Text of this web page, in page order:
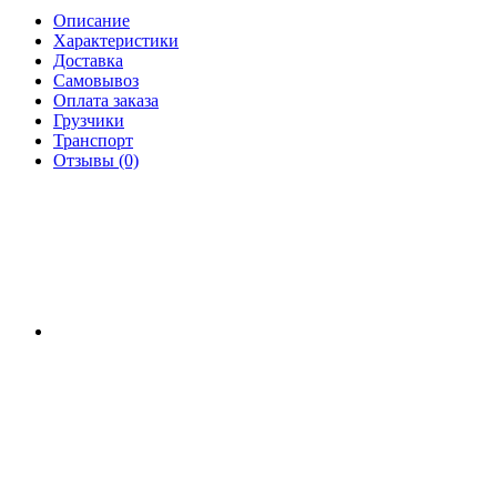
Описание
Характеристики
Доставка
Самовывоз
Оплата заказа
Грузчики
Транспорт
Отзывы (0)